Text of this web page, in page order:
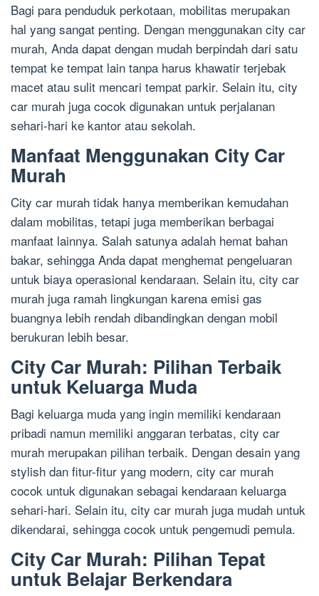
Bagi para penduduk perkotaan, mobilitas merupakan
hal yang sangat penting. Dengan menggunakan city car
murah, Anda dapat dengan mudah berpindah dari satu
tempat ke tempat lain tanpa harus khawatir terjebak
macet atau sulit mencari tempat parkir. Selain itu, city
car murah juga cocok digunakan untuk perjalanan
sehari-hari ke kantor atau sekolah.
Manfaat Menggunakan City Car
Murah
City car murah tidak hanya memberikan kemudahan
dalam mobilitas, tetapi juga memberikan berbagai
manfaat lainnya. Salah satunya adalah hemat bahan
bakar, sehingga Anda dapat menghemat pengeluaran
untuk biaya operasional kendaraan. Selain itu, city car
murah juga ramah lingkungan karena emisi gas
buangnya lebih rendah dibandingkan dengan mobil
berukuran lebih besar.
City Car Murah: Pilihan Terbaik
untuk Keluarga Muda
Bagi keluarga muda yang ingin memiliki kendaraan
pribadi namun memiliki anggaran terbatas, city car
murah merupakan pilihan terbaik. Dengan desain yang
stylish dan fitur-fitur yang modern, city car murah
cocok untuk digunakan sebagai kendaraan keluarga
sehari-hari. Selain itu, city car murah juga mudah untuk
dikendarai, sehingga cocok untuk pengemudi pemula.
City Car Murah: Pilihan Tepat
untuk Belajar Berkendara